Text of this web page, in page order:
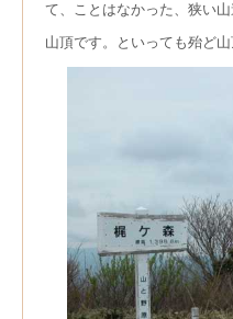
て、ことはなかった、狭い
山頂です。といっても殆ど